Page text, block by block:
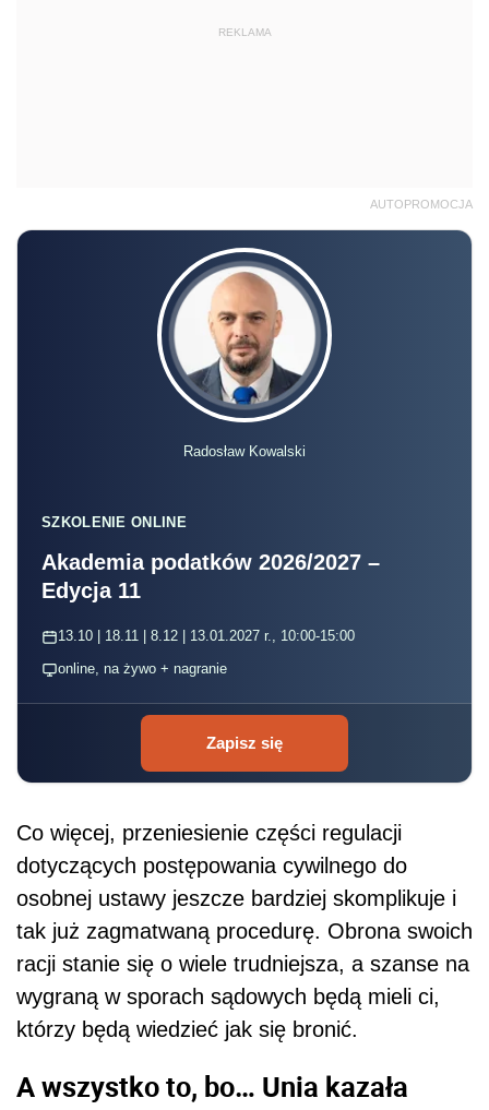
REKLAMA
AUTOPROMOCJA
Radosław Kowalski
SZKOLENIE ONLINE
Akademia podatków 2026/2027 –
Edycja 11
13.10 | 18.11 | 8.12 | 13.01.2027 r., 10:00-15:00
online, na żywo + nagranie
Zapisz się
Co więcej, przeniesienie części regulacji
dotyczących postępowania cywilnego do
osobnej ustawy jeszcze bardziej skomplikuje i
tak już zagmatwaną procedurę. Obrona swoich
racji stanie się o wiele trudniejsza, a szanse na
wygraną w sporach sądowych będą mieli ci,
którzy będą wiedzieć jak się bronić.
A wszystko to, bo… Unia kazała